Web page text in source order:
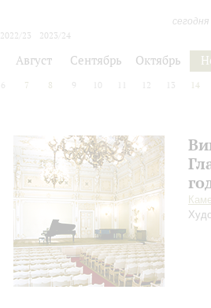
2022/23
2023/24
Август Сентябрь Октябрь
6 7 8 9 10 12 13 14